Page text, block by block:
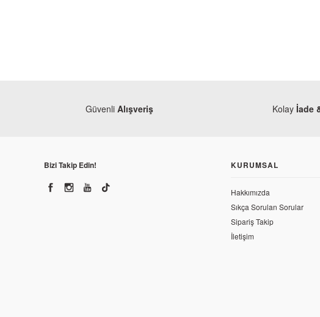
Güvenli Alışveriş Kolay İade
Bizi Takip Edin! KURUMSAL
Hakkımızda
Sıkça Sorulan Sorular
Sipariş Takip
İletişim